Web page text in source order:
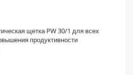
щетка PW 30/1 для всех
продуктивности